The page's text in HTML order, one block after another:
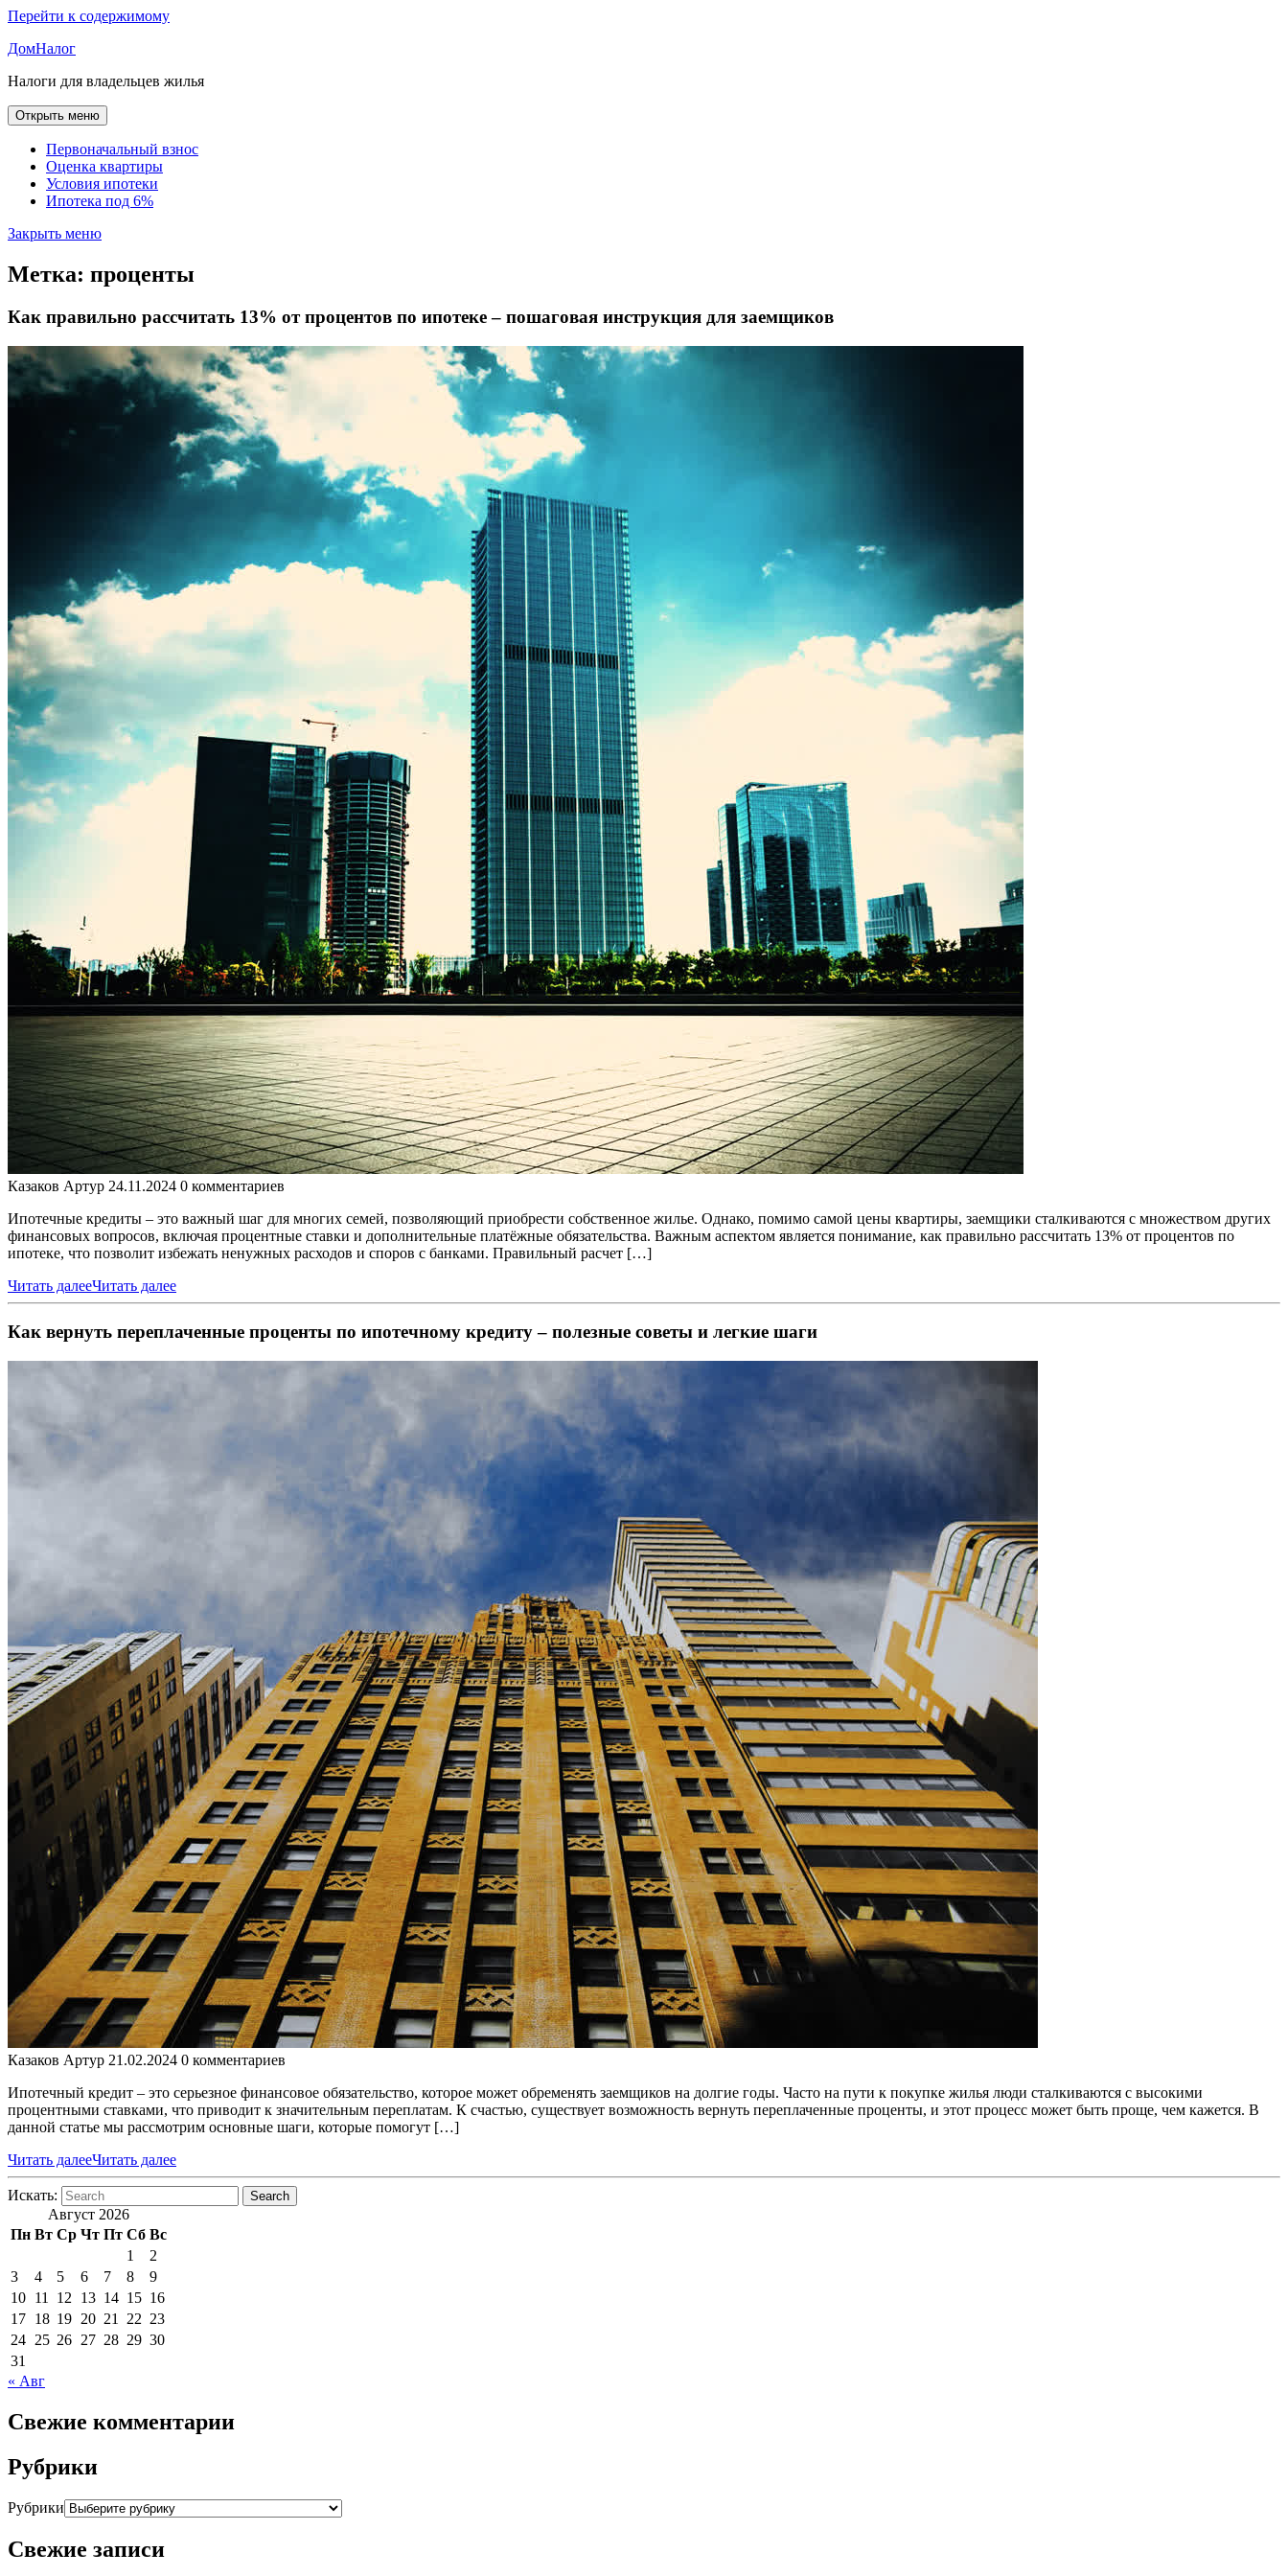
Перейти к содержимому
ДомНалог
Налоги для владельцев жилья
Открыть меню
Первоначальный взнос
Оценка квартиры
Условия ипотеки
Ипотека под 6%
Закрыть меню
Метка: проценты
Как правильно рассчитать 13% от процентов по ипотеке – пошаговая инструкция для заемщиков
Казаков Артур 24.11.2024 0 комментариев
Ипотечные кредиты – это важный шаг для многих семей, позволяющий приобрести собственное жилье. Однако, помимо самой цены квартиры, заемщики сталкиваются с множеством других
финансовых вопросов, включая процентные ставки и дополнительные платёжные обязательства. Важным аспектом является понимание, как правильно рассчитать 13% от процентов по
ипотеке, что позволит избежать ненужных расходов и споров с банками. Правильный расчет […]
Читать далееЧитать далее
Как вернуть переплаченные проценты по ипотечному кредиту – полезные советы и легкие шаги
Казаков Артур 21.02.2024 0 комментариев
Ипотечный кредит – это серьезное финансовое обязательство, которое может обременять заемщиков на долгие годы. Часто на пути к покупке жилья люди сталкиваются с высокими
процентными ставками, что приводит к значительным переплатам. К счастью, существует возможность вернуть переплаченные проценты, и этот процесс может быть проще, чем кажется. В
данной статье мы рассмотрим основные шаги, которые помогут […]
Читать далееЧитать далее
Искать: Search
Август 2026
Пн Вт Ср Чт Пт Сб Вс
1
2
3
4 5 6 7 8
9
10 11 12 13 14 15 16
17 18 19 20 21 22 23
24 25 26 27 28 29 30
31
« Авг
Свежие комментарии
Рубрики
Рубрики
Свежие записи